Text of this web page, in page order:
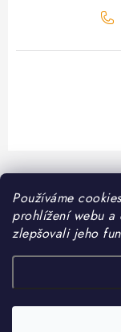
Používáme
prohlížení webu a
zlepšovali jeho
Z
á
Informace pro
Kontakt
Možnosti dopravy
Hodnocení obchodu
❤️ Oblíbené